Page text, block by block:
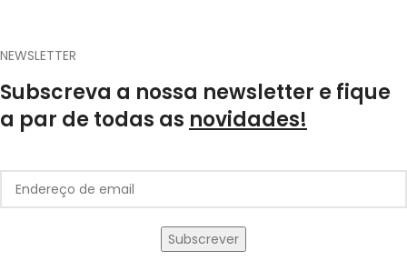
NEWSLETTER
Subscreva a nossa newsletter e fique
a par de todas as novidades!